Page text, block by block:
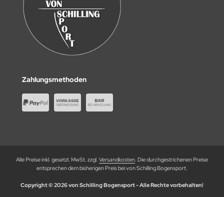
Zahlungsmethoden
Alle Preise inkl. gesetzl. MwSt. zzgl. Versandkosten. Die durchgestrichenen Preise
entsprechen dem bisherigen Preis bei von Schilling Bogensport.
Copyright © 2026 von Schilling Bogensport - Alle Rechte vorbehalten!